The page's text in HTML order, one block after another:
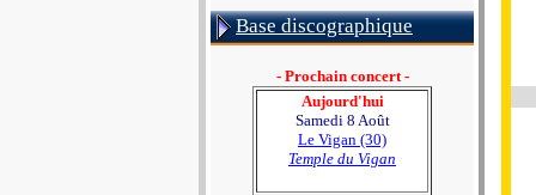
Base discographique
- Prochain concert -
Aujourd'hui
Samedi 8 Août
Le Vigan (30)
Temple du Vigan